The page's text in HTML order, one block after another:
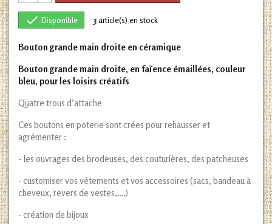
 Disponible 3article(s) en stock
Bouton grande main droite en céramique
Bouton grande main droite, en faïence émaillées, couleur
bleu, pour les loisirs créatifs
Quatre trous d’attache
Ces boutons en poterie sont crées pour rehausser et
agrémenter :
- les ouvrages des brodeuses, des couturières, des patcheuses
- customiser vos vêtements et vos accessoires (sacs, bandeau à
cheveux, revers de vestes,….)
- création de bijoux